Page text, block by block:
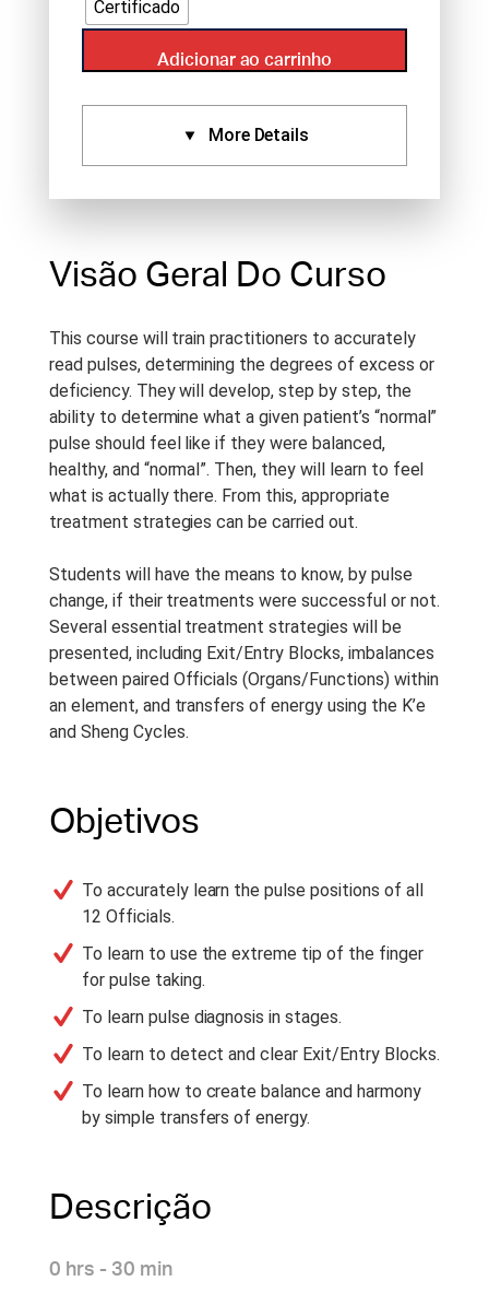
Visão Geral Do Curso
This course will train practitioners to accurately
read pulses, determining the degrees of excess or
deficiency. They will develop, step by step, the
ability to determine what a given patient’s “normal”
pulse should feel like if they were balanced,
healthy, and “normal”. Then, they will learn to feel
what is actually there. From this, appropriate
treatment strategies can be carried out.
Students will have the means to know, by pulse
change, if their treatments were successful or not.
Several essential treatment strategies will be
presented, including Exit/Entry Blocks, imbalances
between paired Officials (Organs/Functions) within
an element, and transfers of energy using the K’e
and Sheng Cycles.
Objetivos
To accurately learn the pulse positions of all
12 Officials.
To learn to use the extreme tip of the finger
for pulse taking.
To learn pulse diagnosis in stages.
To learn to detect and clear Exit/Entry Blocks.
To learn how to create balance and harmony
by simple transfers of energy.
Descrição
0 hrs - 30 min
Certificado
Adicionar ao carrinho
More Details
Certificados:
Standard Certificate (1)
Tipo De Curso:Recorded
Webinar
Duração Do Curso:1 h
Anotações Do Curso: There
are no notes provided with this
course.
Período De Acesso:Acesso